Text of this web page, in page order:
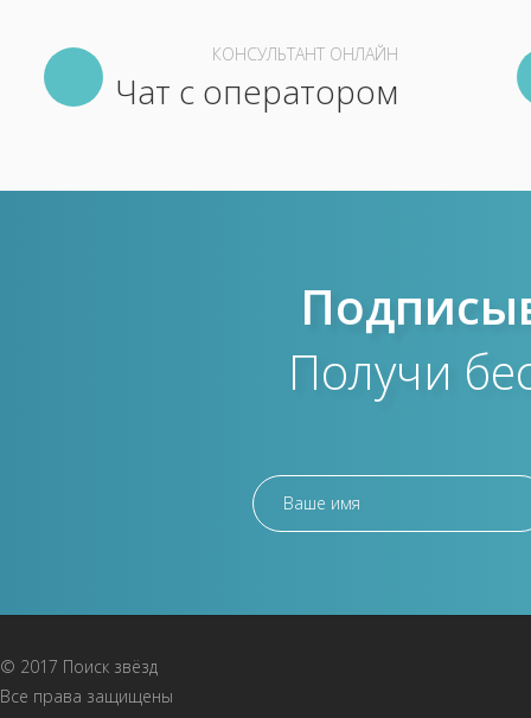
КОНСУЛЬТАНТ ОНЛАЙН
Чат с оператором
Получи
© 2017 Поиск звёзд
Все права защищены